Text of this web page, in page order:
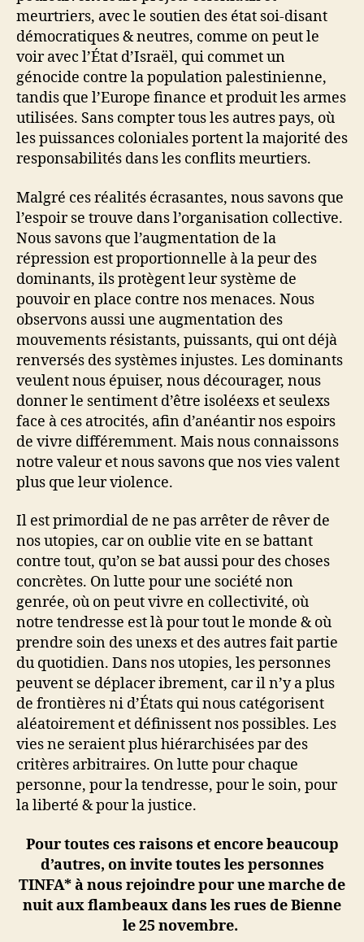
meurtriers, avec le soutien des état soi-disant
démocratiques & neutres, comme on peut le
voir avec l’État d’Israël, qui commet un
génocide contre la population palestinienne,
tandis que l’Europe finance et produit les armes
utilisées. Sans compter tous les autres pays, où
les puissances coloniales portent la majorité des
responsabilités dans les conflits meurtiers.
Malgré ces réalités écrasantes, nous savons que
l’espoir se trouve dans l’organisation collective.
Nous savons que l’augmentation de la
répression est proportionnelle à la peur des
dominants, ils protègent leur système de
pouvoir en place contre nos menaces. Nous
observons aussi une augmentation des
mouvements résistants, puissants, qui ont déjà
renversés des systèmes injustes. Les dominants
veulent nous épuiser, nous décourager, nous
donner le sentiment d’être isoléexs et seulexs
face à ces atrocités, afin d’anéantir nos espoirs
de vivre différemment. Mais nous connaissons
notre valeur et nous savons que nos vies valent
plus que leur violence.
Il est primordial de ne pas arrêter de rêver de
nos utopies, car on oublie vite en se battant
contre tout, qu’on se bat aussi pour des choses
concrètes. On lutte pour une société non
genrée, où on peut vivre en collectivité, où
notre tendresse est là pour tout le monde & où
prendre soin des unexs et des autres fait partie
du quotidien. Dans nos utopies, les personnes
peuvent se déplacer ibrement, car il n’y a plus
de frontières ni d’États qui nous catégorisent
aléatoirement et définissent nos possibles. Les
vies ne seraient plus hiérarchisées par des
critères arbitraires. On lutte pour chaque
personne, pour la tendresse, pour le soin, pour
la liberté & pour la justice.
Pour toutes ces raisons et encore beaucoup
d’autres, on invite toutes les personnes
TINFA* à nous rejoindre pour une marche de
nuit aux flambeaux dans les rues de Bienne
le 25 novembre.